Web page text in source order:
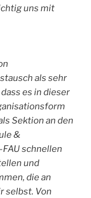
uns mit
als sehr
es in dieser
Sektion an den
&
schnellen
und
die an
selbst. Von